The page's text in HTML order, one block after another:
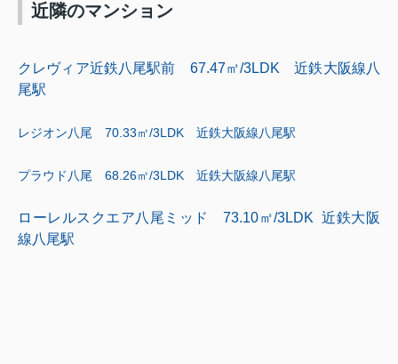
近隣のマンション
クレヴィア近鉄八尾駅前 67.47㎡/3LDK 近鉄大阪線八
尾駅
レジオン八尾 70.33㎡/3LDK 近鉄大阪線八尾駅
プラウド八尾 68.26㎡/3LDK 近鉄大阪線八尾駅
ローレルスクエア八尾ミッド 73.10㎡/3LDK 近鉄大阪
線八尾駅